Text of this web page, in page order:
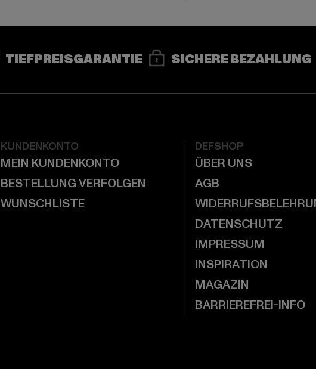
TIEFPREISGARANTIE SICHERE BEZAHLUNG
KUNDENKONTO
MEIN KUNDENKONTO
BESTELLUNG VERFOLGEN
WUNSCHLISTE
DEFSHOP
ÜBER UNS
AGB
DATENSCHUTZ
IMPRESSUM
INSPIRATION
MAGAZIN
BARRIEREFREI-INFO